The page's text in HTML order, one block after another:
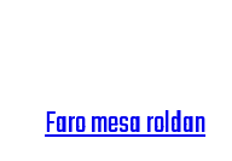
Faro mesa roldan